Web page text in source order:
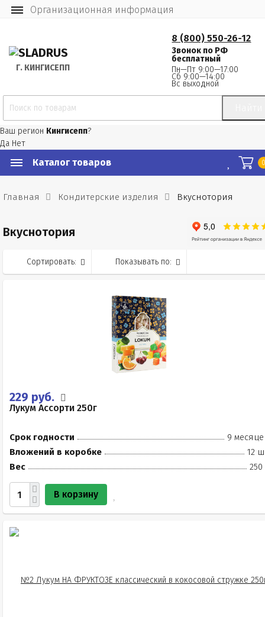
Организационная информация
Г. КИНГИСЕПП
8 (800) 550-26-12
Звонок по РФ
бесплатный
Пн—Пт 9:00—17:00
Сб 9:00—14:00
Вс выходной
Ваш регион Кингисепп?
Да Нет
Каталог товаров
Главная Кондитерские изделия Вкуснотория
Вкуснотория
Сортировать: Показывать по:
229 руб.
Лукум Ассорти 250г
Срок годности
9
Вложений в коробке
12
Вес
250
В корзину